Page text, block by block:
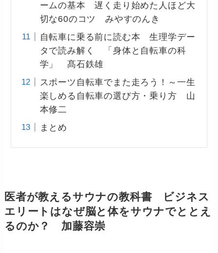
ームの基本 遅く走り始めた人ほど大
切な60のコツ みやすのんき
自転車に乗る前に読む本 生理学デー
タで読み解く 「身体と自転車の科
学」 髙石鉄雄
スポーツ自転車でまた走ろう！～一生
楽しめる自転車の選び方・乗り方 山
本修二
まとめ
医者が教えるサウナの教科書 ビジネス
エリートはなぜ脳と体をサウナでととえ
るのか？ 加藤容崇